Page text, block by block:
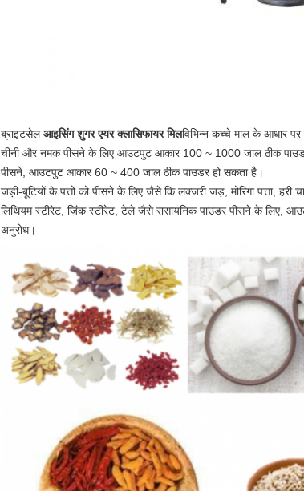
ब्राइटसेल आइसिंग शुगर एयर क्लासिफायर मिलविभिन्न कच्चे माल के आधार
चीनी और नमक पीसने के लिए आउटपुट आकार 100 ~ 1000 जाल ठीक
पीसने, आउटपुट आकार 60 ~ 400 जाल ठीक पाउडर हो सकता है।
जड़ी-बूटियों के पत्तों को पीसने के लिए जैसे कि लक्जरी जड़, मोरिंगा पत्ता,
लिथियम स्टीरेट, जिंक स्टीरेट, टेले जैसे रासायनिक पाउडर पीसने के लिए,
अनुरोध।